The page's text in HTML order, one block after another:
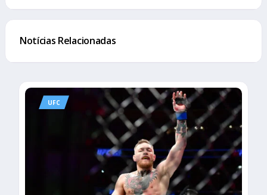
Notícias Relacionadas
UFC